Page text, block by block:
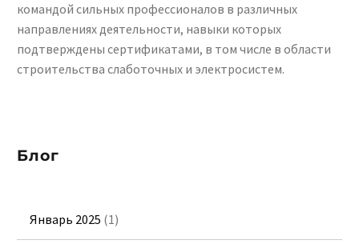
командой сильных профессионалов в различных
направлениях деятельности, навыки которых
подтверждены сертификатами, в том числе в области
строительства слаботочных и электросистем.
Блог
Январь 2025 (1)